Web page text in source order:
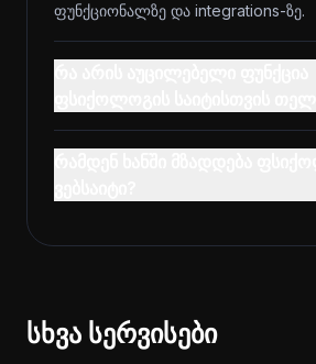
ფუნქციონალზე და integrations-ზე.
სხვა სერვისები